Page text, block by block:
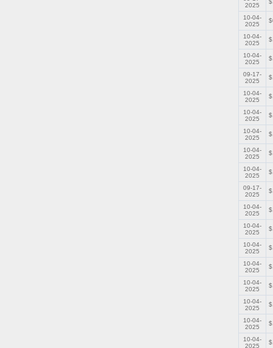
2025
10-04-
2025
10-04-
2025
10-04-
2025
09-17-
2025
10-04-
2025
10-04-
2025
10-04-
2025
10-04-
2025
10-04-
2025
09-17-
2025
10-04-
2025
10-04-
2025
10-04-
2025
10-04-
2025
10-04-
2025
10-04-
2025
10-04-
2025
10-04-
2025